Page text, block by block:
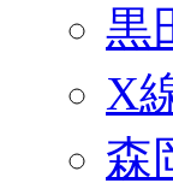
黒
X
森